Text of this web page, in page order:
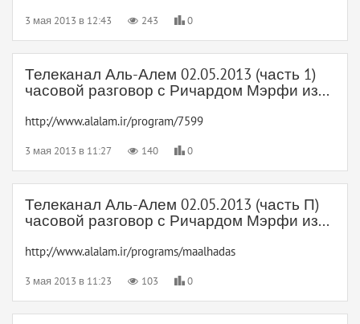
3 мая 2013 в 12:43 243 0
Телеканал Аль-Алем 02.05.2013 (часть 1)
часовой разговор с Ричардом Мэрфи из...
http://www.alalam.ir/program/7599
3 мая 2013 в 11:27 140 0
Телеканал Аль-Алем 02.05.2013 (часть П)
часовой разговор с Ричардом Мэрфи из...
http://www.alalam.ir/programs/maalhadas
3 мая 2013 в 11:23 103 0